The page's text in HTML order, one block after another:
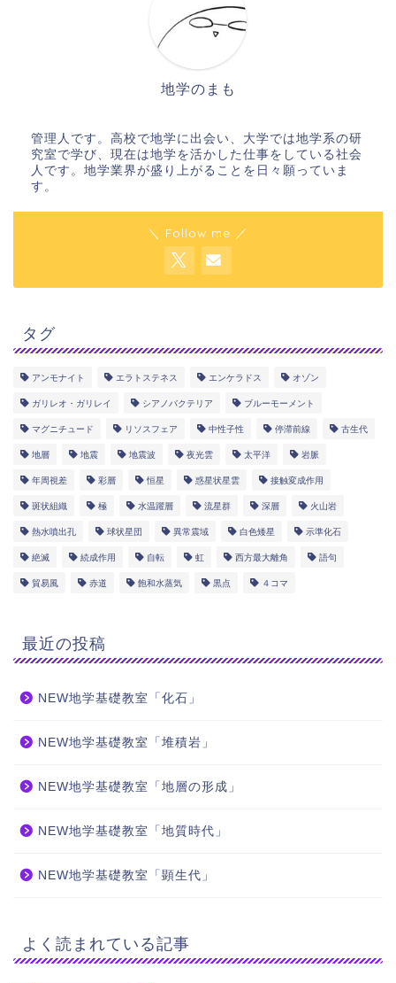
地学のまも
管理人です。高校で地学に出会い、大学では地学系の研
究室で学び、現在は地学を活かした仕事をしている社会
人です。地学業界が盛り上がることを日々願っていま
す。
＼ Follow me ／
タグ
アンモナイト エラトステネス エンケラドス オゾン
ガリレオ・ガリレイ シアノバクテリア ブルーモーメント
マグニチュード リソスフェア 中性子性 停滞前線 古生代
地層 地震 地震波 夜光雲 太平洋 岩脈
年周視差 彩層 恒星 惑星状星雲 接触変成作用
斑状組織 極 水温躍層 流星群 深層 火山岩
熱水噴出孔 球状星団 異常震域 白色矮星 示準化石
絶滅 続成作用 自転 虹 西方最大離角 語句
貿易風 赤道 飽和水蒸気 黒点 ４コマ
最近の投稿
NEW地学基礎教室「化石」
NEW地学基礎教室「堆積岩」
NEW地学基礎教室「地層の形成」
NEW地学基礎教室「地質時代」
NEW地学基礎教室「顕生代」
よく読まれている記事